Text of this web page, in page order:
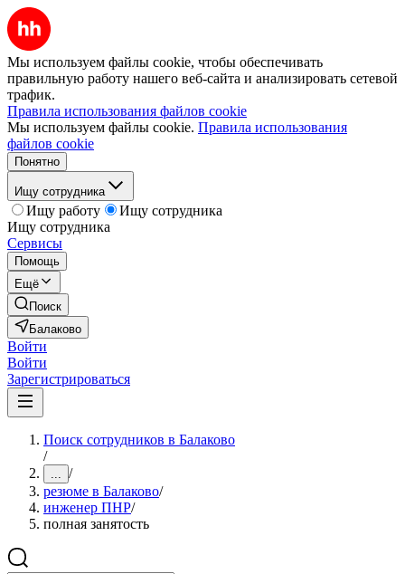
Мы используем файлы cookie, чтобы обеспечивать
правильную работу нашего веб-сайта и анализировать сетевой
трафик.
Правила использования файлов cookie
Мы используем файлы cookie. Правила использования
файлов cookie
Понятно
Ищу сотрудника
Ищу работу
Ищу сотрудника
Ищу сотрудника
Сервисы
Помощь
Ещё
Поиск
Балаково
Войти
Войти
Зарегистрироваться
Поиск сотрудников в Балаково
/
... /
резюме в Балаково/
инженер ПНР/
полная занятость